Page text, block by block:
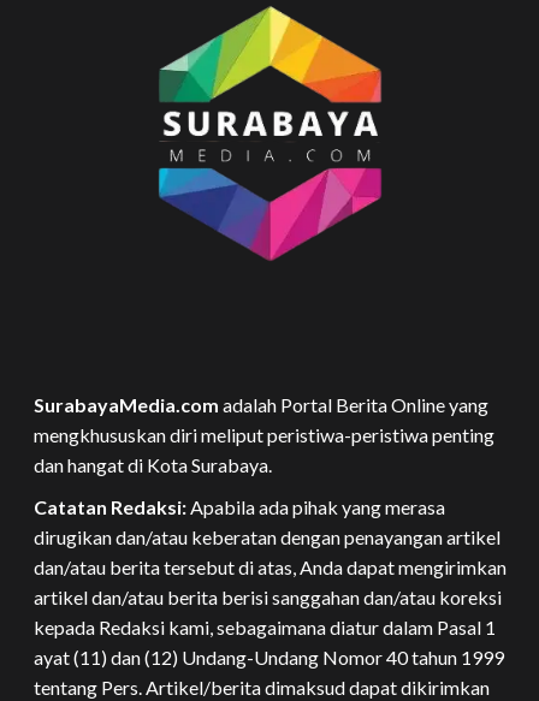
SurabayaMedia.com adalah Portal Berita Online yang
mengkhususkan diri meliput peristiwa-peristiwa penting
dan hangat di Kota Surabaya.
Catatan Redaksi:Apabila ada pihak yang merasa
dirugikan dan/atau keberatan dengan penayangan artikel
dan/atau berita tersebut di atas, Anda dapat mengirimkan
artikel dan/atau berita berisi sanggahan dan/atau koreksi
kepada Redaksi kami, sebagaimana diatur dalam Pasal 1
ayat (11) dan (12) Undang-Undang Nomor 40 tahun 1999
tentang Pers. Artikel/berita dimaksud dapat dikirimkan